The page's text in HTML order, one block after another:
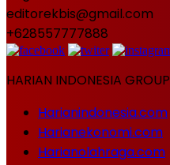
editorekbis@gmail.com
+628557777888
HARIAN INDONESIA GROUP
Harianindonesia.com
Harianekonomi.com
Harianolahraga.com